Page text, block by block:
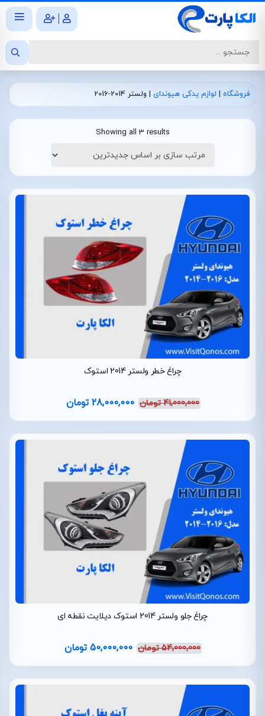
|
فروشگاه | لوازم یدکی هیوندای | ولستر 2014-2016
Showing all 3 results
چراغ خطر ولستر 2014 استوک
41,000,000 تومان 28,000,000 تومان
چراغ جلو ولستر 2014 استوک دیلایت نقطه ای
54,000,000 تومان 50,000,000 تومان